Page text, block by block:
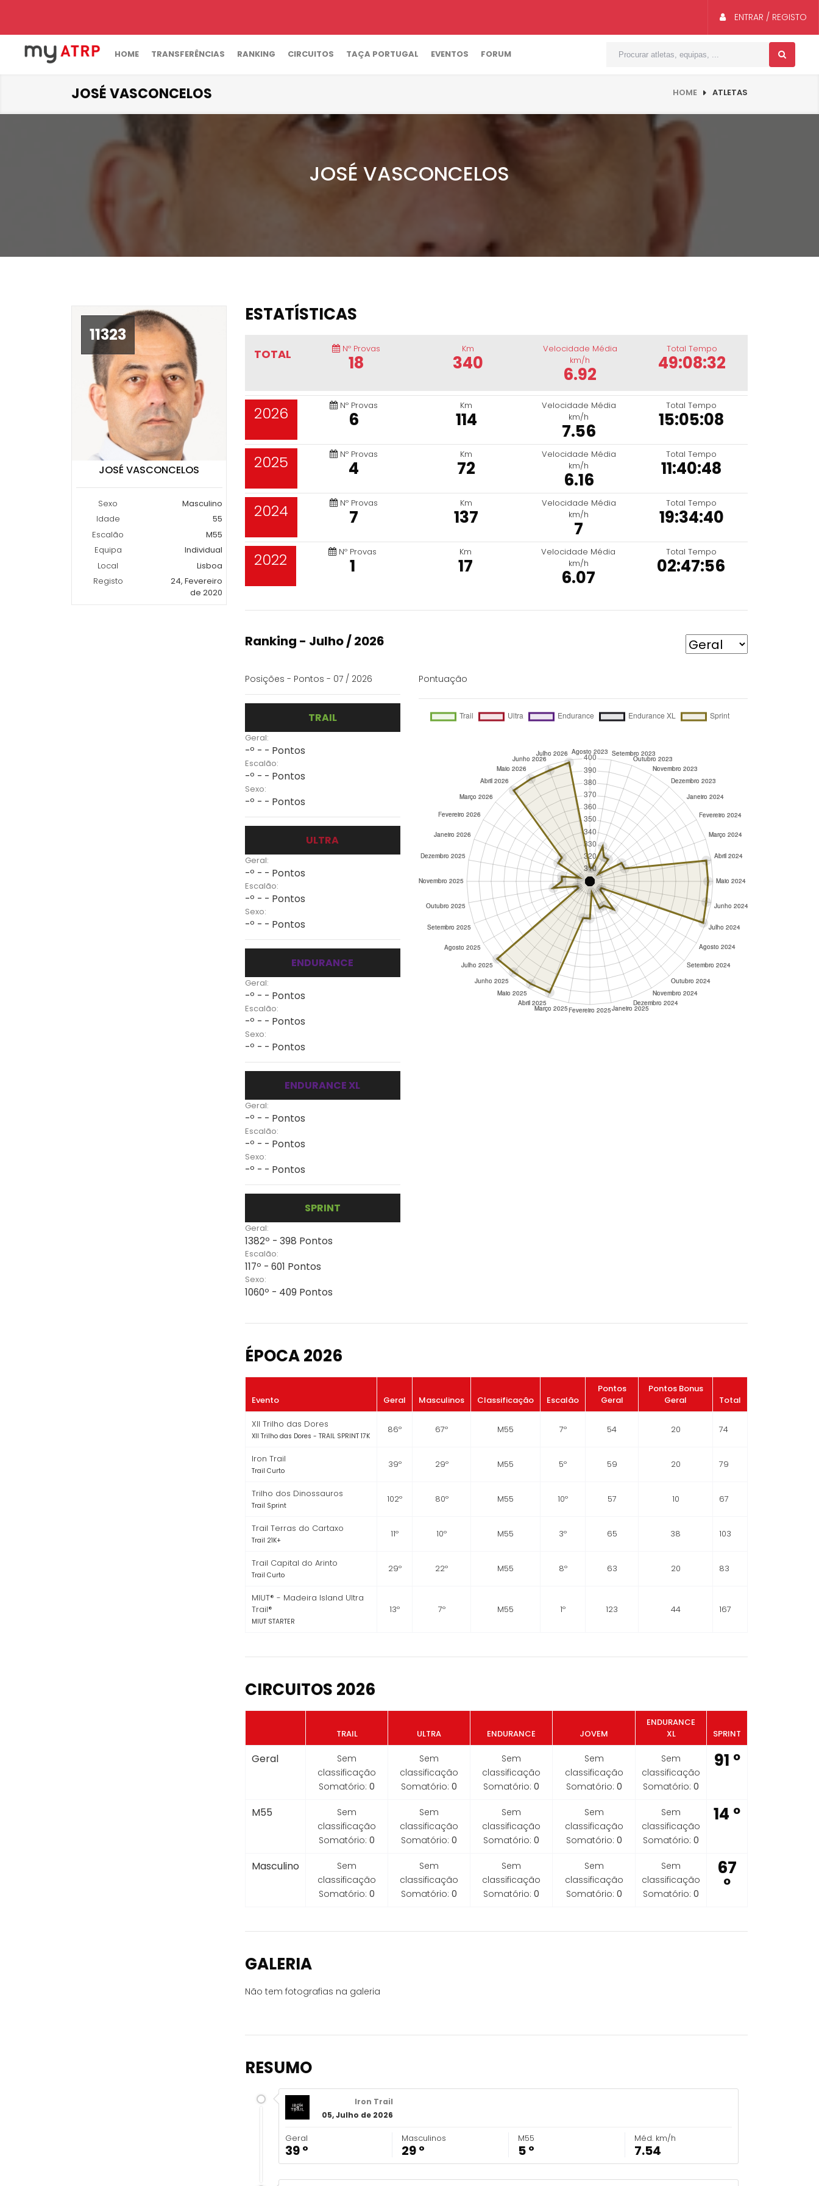
ENTRAR / REGISTO
HOME TRANSFERÊNCIAS RANKING CIRCUITOS TAÇA PORTUGAL EVENTOS FORUM
JOSÉ VASCONCELOS HOME ATLETAS
JOSÉ VASCONCELOS
11323
JOSÉ VASCONCELOS
Sexo
Masculino
Idade
55
Escalão
M55
Equipa
Individual
Local
Lisboa
Registo
24, Fevereiro
de 2020
ESTATÍSTICAS
TOTAL Nº Provas
18
Km
340
Velocidade Média
km/h
6.92
Total Tempo
49:08:32
2026 Nº Provas
6
Km
114
Velocidade Média
km/h
7.56
Total Tempo
15:05:08
2025 Nº Provas
4
Km
72
Velocidade Média
km/h
6.16
Total Tempo
11:40:48
2024 Nº Provas
7
Km
137
Velocidade Média
km/h
7
Total Tempo
19:34:40
2022 Nº Provas
1
Km
17
Velocidade Média
km/h
6.07
Total Tempo
02:47:56
Ranking - Julho / 2026
Posições - Pontos - 07 / 2026
TRAIL
Geral:
-º - - Pontos
Escalão:
-º - - Pontos
Sexo:
-º - - Pontos
ULTRA
Geral:
-º - - Pontos
Escalão:
-º - - Pontos
Sexo:
-º - - Pontos
ENDURANCE
Geral:
-º - - Pontos
Escalão:
-º - - Pontos
Sexo:
-º - - Pontos
ENDURANCE XL
Geral:
-º - - Pontos
Escalão:
-º - - Pontos
Sexo:
-º - - Pontos
SPRINT
Geral:
1382º - 398 Pontos
Escalão:
117º - 601 Pontos
Sexo:
1060º - 409 Pontos
Pontuação
ÉPOCA 2026
Evento Geral Masculinos Classificação Escalão
Pontos
Geral
Pontos Bonus
Geral
Total
XII Trilho das Dores
XII Trilho das Dores - TRAIL SPRINT 17K
86º 67º M55 7º 54 20 74
Iron Trail
Trail Curto
39º 29º M55 5º 59 20 79
Trilho dos Dinossauros
Trail Sprint
102º 80º M55 10º 57 10 67
Trail Terras do Cartaxo
Trail 21K+
11º 10º M55 3º 65 38 103
Trail Capital do Arinto
Trail Curto
29º 22º M55 8º 63 20 83
MIUT® - Madeira Island Ultra
Trail®
MIUT STARTER
13º 7º M55 1º 123 44 167
CIRCUITOS 2026
TRAIL ULTRA ENDURANCE JOVEM
ENDURANCE
XL
SPRINT
Geral
Sem
classificação
Somatório: 0
Sem
classificação
Somatório: 0
Sem
classificação
Somatório: 0
Sem
classificação
Somatório: 0
Sem
classificação
Somatório: 0
91 º
M55
Sem
classificação
Somatório: 0
Sem
classificação
Somatório: 0
Sem
classificação
Somatório: 0
Sem
classificação
Somatório: 0
Sem
classificação
Somatório: 0
14 º
Masculino
Sem
classificação
Somatório: 0
Sem
classificação
Somatório: 0
Sem
classificação
Somatório: 0
Sem
classificação
Somatório: 0
Sem
classificação
Somatório: 0
67
º
GALERIA
Não tem fotografias na galeria
RESUMO
Iron Trail
05, Julho de 2026
Geral
39 º
Masculinos
29 º
M55
5 º
Méd. km/h
7.54